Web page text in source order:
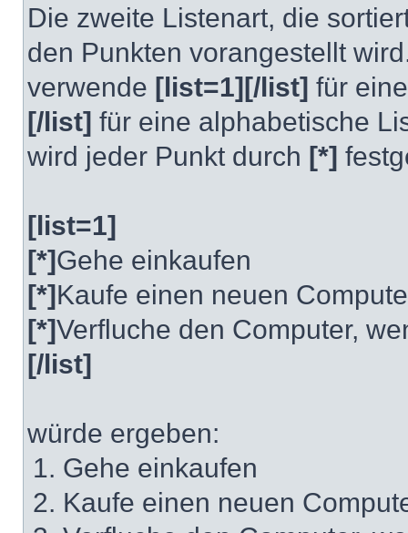
Die zweite Listenart, die
den Punkten vorangestellt
verwende [list=1][/list] für
[/list] für eine alphabetische
wird jeder Punkt durch [*]
[list=1]
[*]Gehe einkaufen
[*]Kaufe einen neuen
[*]Verfluche den Computer,
[/list]
würde ergeben:
Gehe einkaufen
Kaufe einen neuen